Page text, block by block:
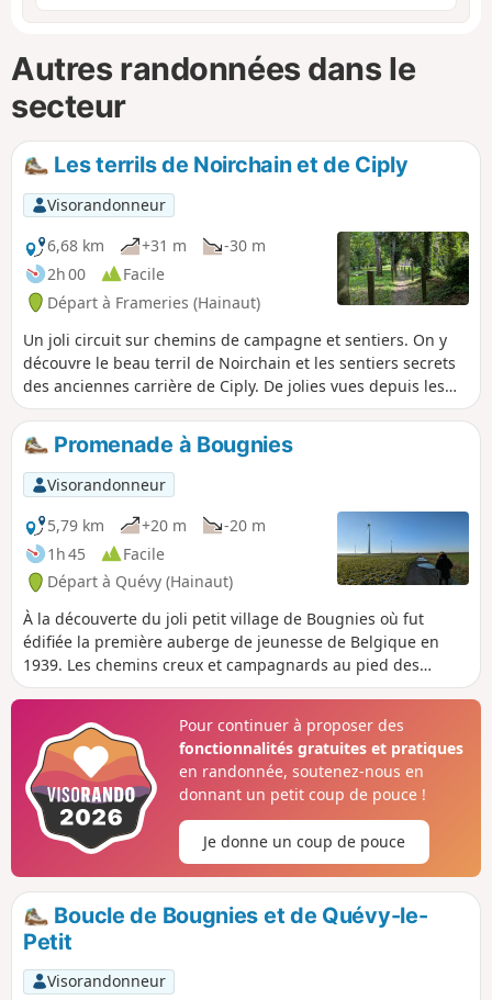
Autres randonnées dans le
secteur
Les terrils de Noirchain et de Ciply
Visorandonneur
6,68 km
+31 m
-30 m
2h 00
Facile
Départ à Frameries (Hainaut)
Un joli circuit sur chemins de campagne et sentiers. On y
découvre le beau terril de Noirchain et les sentiers secrets
des anciennes carrière de Ciply. De jolies vues depuis les
champs et le charme des sentiers ombragés en font une
balade agréable malgré le bruit de l'autoroute en toute fin
de parcours.
Promenade à Bougnies
Visorandonneur
5,79 km
+20 m
-20 m
1h 45
Facile
Départ à Quévy (Hainaut)
À la découverte du joli petit village de Bougnies où fut
édifiée la première auberge de jeunesse de Belgique en
1939. Les chemins creux et campagnards au pied des
éoliennes avec des vues lointaines agrémentent ce trajet
Pour continuer à proposer des
fonctionnalités gratuites et pratiques
en randonnée, soutenez-nous en
donnant un petit coup de pouce !
Je donne un coup de pouce
Boucle de Bougnies et de Quévy-le-
Petit
Visorandonneur